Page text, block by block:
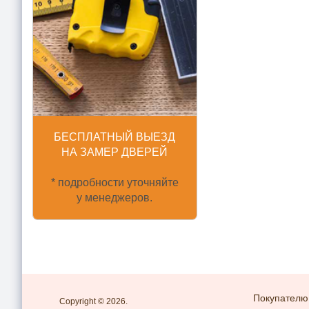
БЕСПЛАТНЫЙ ВЫЕЗД
НА ЗАМЕР ДВЕРЕЙ
* подробности уточняйте
у менеджеров.
Copyright © 2026. Покупателю